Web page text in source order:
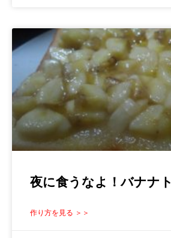
夜に食うなよ！バナナ
作り方を見る ＞＞